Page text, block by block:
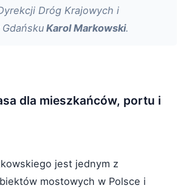
Dróg Krajowych i
Karol Markowski.
dla mieszkańców, portu i
jest jednym z
mostowych w Polsce i